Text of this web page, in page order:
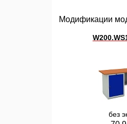
Модификации
без